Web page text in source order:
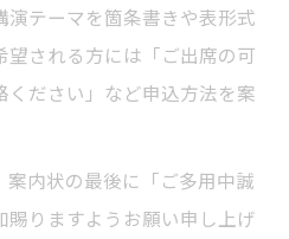
テーマを箇条書きや表形式
される方には「ご出席の可
ださい」など申込方法を案
内状の最後に「ご多用中誠
賜りますようお願い申し上げ